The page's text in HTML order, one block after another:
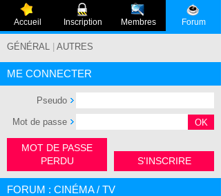
Accueil Inscription Membres Forum
GÉNÉRAL AUTRES
ME CONNECTER
Pseudo
Mot de passe
MOT DE PASSE
PERDU
S'INSCRIRE
FORUM : CINÉMA / TV